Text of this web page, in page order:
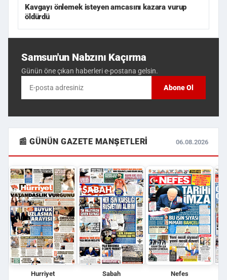
Kavgayı önlemek isteyen amcasını kazara vurup
öldürdü
Samsun'un Nabzını Kaçırma
Günün öne çıkan haberleri e-postana gelsin.
Abone Ol
📰 GÜNÜN GAZETE MANŞETLERI 06.08.2026
Hurriyet Sabah Nefes